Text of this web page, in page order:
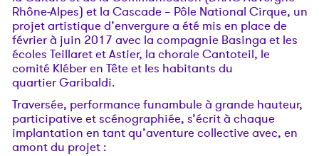
Rhône-Alpes) et la Cascade – Pôle National Cirque, un
projet artistique d’envergure a été mis en place de
février à juin 2017 avec la compagnie Basinga et les
écoles Teillaret et Astier, la chorale Cantoteil, le
comité Kléber en Tête et les habitants du
quartier Garibaldi.
Traversée, performance funambule à grande hauteur,
participative et scénographiée, s’écrit à chaque
implantation en tant qu’aventure collective avec, en
amont du projet :